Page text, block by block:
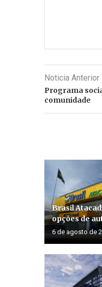
Noticia Anterior
Programa
comunidade
Brasil
opções de
6 de agosto de